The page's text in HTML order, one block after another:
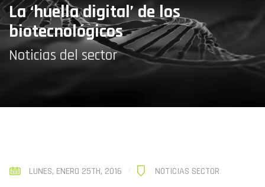
La ‘huella digital’ de los
biotecnológicos
Noticias del sector
LUNES, ENERO 25TH, 2016 NOTICIAS SECTOR